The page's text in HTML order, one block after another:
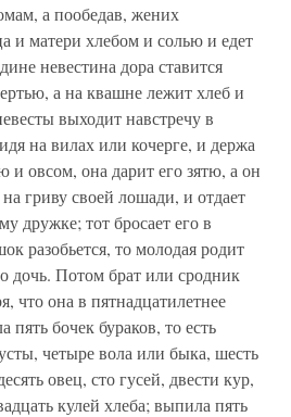
а пообедав, жених
и матери хлебом и солью и едет
невестина дора ставится
а на квашне лежит хлеб и
выходит навстречу в
на вилах или кочерге, и держа
и овсом, она дарит его зятю, а он
гриву своей лошади, и отдает
дружке; тот бросает его в
разобьется, то молодая родит
дочь. Потом брат или сродник
что она в пятнадцатилетнее
пять бочек бураков, то есть
четыре вола или быка, шесть
овец, сто гусей, двести кур,
кулей хлеба; выпила пять